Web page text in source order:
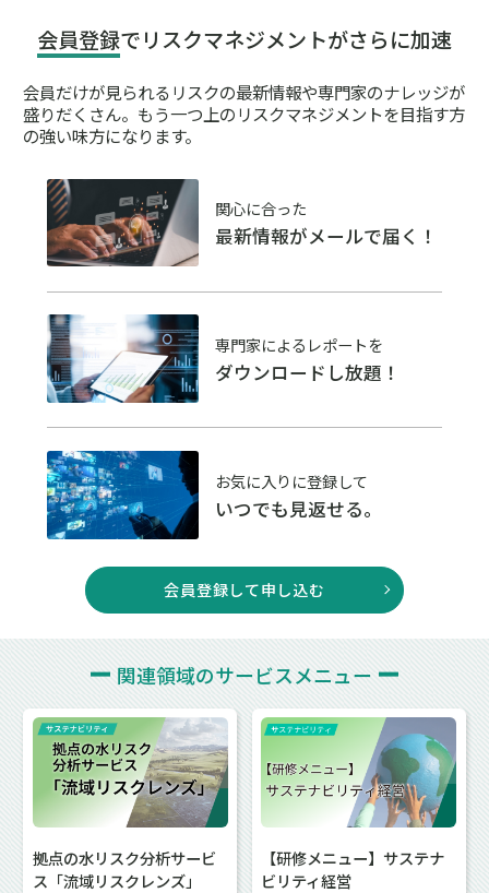
会員登録でリスクマネジメントがさらに加速
会員だけが見られるリスクの最新情報や専門家のナレッジが
盛りだくさん。 もう一つ上のリスクマネジメントを目指す方
の強い味方になります。
関心に合った
最新情報がメールで届く！
専門家によるレポートを
ダウンロードし放題！
お気に入りに登録して
いつでも見返せる。
会員登録して申し込む
関連領域のサービスメニュー
拠点の水リスク分析サービ
ス「流域リスクレンズ」
【研修メニュー】サステナ
ビリティ経営